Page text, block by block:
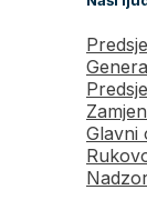
Glavni